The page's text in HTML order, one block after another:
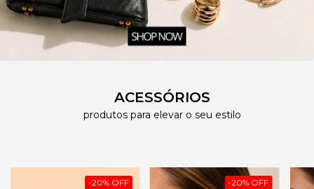
ACESSÓRIOS
produtos para elevar o seu estilo
-20% OFF -20% OFF